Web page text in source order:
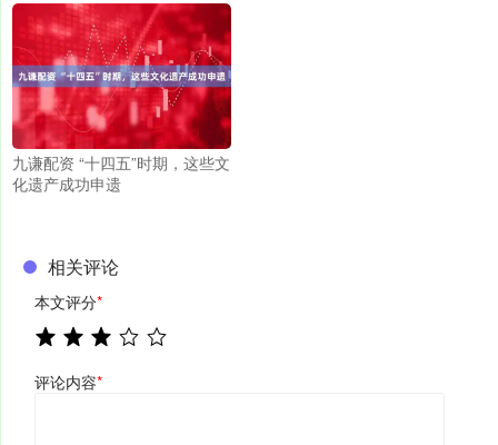
九谦配资 “十四五”时期，这些文
化遗产成功申遗
相关评论
本文评分*
评论内容*